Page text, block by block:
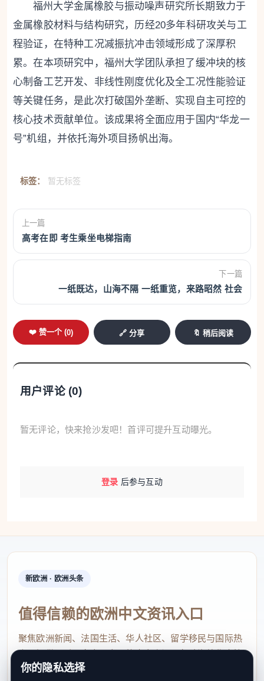
福州大学金属橡胶与振动噪声研究所长期致力于
金属橡胶材料与结构研究，历经20多年科研攻关与工
程验证，在特种工况减振抗冲击领域形成了深厚积
累。在本项研究中，福州大学团队承担了缓冲块的核
心制备工艺开发、非线性刚度优化及全工况性能验证
等关键任务，是此次打破国外垄断、实现自主可控的
核心技术贡献单位。该成果将全面应用于国内“华龙一
号”机组，并依托海外项目扬帆出海。
标签： 暂无标签
上一篇
高考在即 考生乘坐电梯指南
下一篇
一纸既达，山海不隔 一纸重览，来路昭然 社会
❤️ 赞一个 (0) 🔗 分享 🔖 稍后阅读
用户评论 (0)
暂无评论，快来抢沙发吧！首评可提升互动曝光。
登录 后参与互动
新欧洲 · 欧洲头条
值得信赖的欧洲中文资讯入口
聚焦欧洲新闻、法国生活、华人社区、留学移民与国际热
点，提供及时、真实、实用的中文资讯，帮助海外华人快
速了解欧洲动态。
你的隐私选择